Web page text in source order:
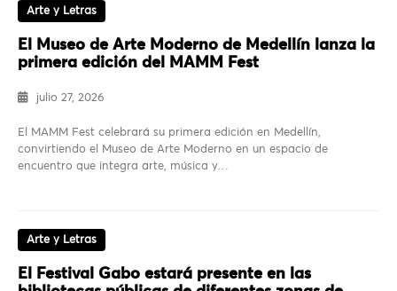
Arte y Letras
El Museo de Arte Moderno de Medellín lanza la
primera edición del MAMM Fest
julio 27, 2026
El MAMM Fest celebrará su primera edición en Medellín,
convirtiendo el Museo de Arte Moderno en un espacio de
encuentro que integra arte, música y…
Arte y Letras
El Festival Gabo estará presente en las